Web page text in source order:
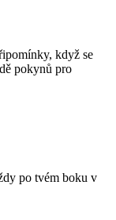
když se
pokynů pro
po tvém boku v